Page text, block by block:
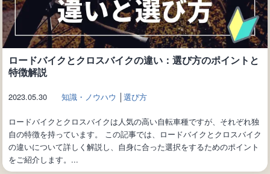
ロードバイクとクロスバイクの違い：選び方のポイントと
特徴解説
2023.05.30 知識・ノウハウ │ 選び方
ロードバイクとクロスバイクは人気の高い自転車種ですが、それぞれ独
自の特徴を持っています。 この記事では、ロードバイクとクロスバイク
の違いについて詳しく解説し、自身に合った選択をするためのポイント
をご紹介します。...